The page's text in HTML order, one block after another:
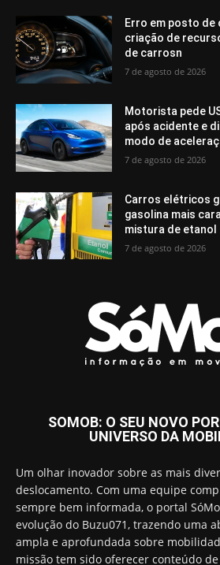
Erro em posto de
criação de
de carrosn
7 de agosto de 2026
Motorista pede
após acidente e
modo de
7 de agosto de 2026
Carros elétricos
gasolina mais
mistura de etanol
7 de agosto de 2026
SOMOB: O SEU NOVO
UNIVERSO DA
Um olhar inovador sobre as mais
deslocamento. Com uma equipe
sempre bem informada, o portal
evolução do Buzu071, trazendo uma
ampla e aprofundada sobre
missão tem sido oferecer conteúdo